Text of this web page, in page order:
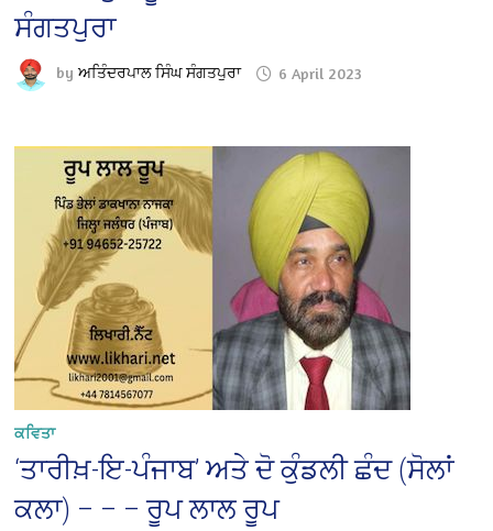
ਸੰਗਤਪੁਰਾ
byਅਤਿੰਦਰਪਾਲ ਸਿੰਘ ਸੰਗਤਪੁਰਾ 6 April 2023
ਕਵਿਤਾ
‘ਤਾਰੀਖ਼-ਇ-ਪੰਜਾਬ’ ਅਤੇ ਦੋ ਕੁੰਡਲੀ ਛੰਦ (ਸੋਲਾਂ
ਕਲਾ) – – – ਰੂਪ ਲਾਲ ਰੂਪ